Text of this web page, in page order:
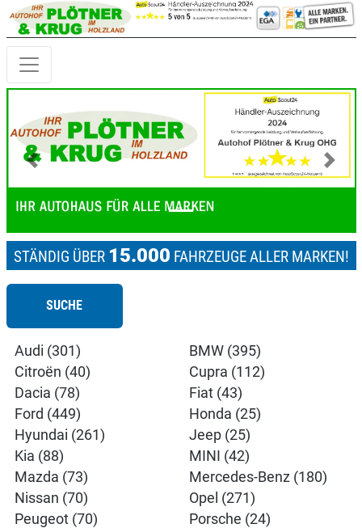
Previous Next
STÄNDIG ÜBER 15.000 FAHRZEUGE ALLER MARKEN!
SUCHE
Audi (301)
BMW (395)
Citroën (40)
Cupra (112)
Dacia (78)
Fiat (43)
Ford (449)
Honda (25)
Hyundai (261)
Jeep (25)
Kia (88)
MINI (42)
Mazda (73)
Mercedes-Benz (180)
Nissan (70)
Opel (271)
Peugeot (70)
Porsche (24)